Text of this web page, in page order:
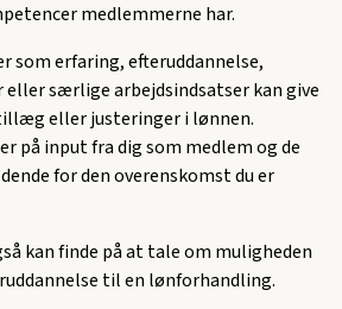
medlemmerne har.
som erfaring, efteruddannelse,
eller særlige arbejdsindsatser kan give
eller justeringer i lønnen.
på input fra dig som medlem og de
for den overenskomst du er
kan finde på at tale om muligheden
til en lønforhandling.